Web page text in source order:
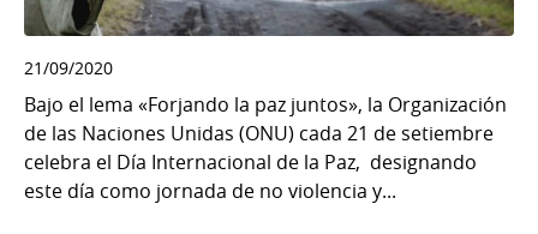
21/09/2020
Bajo el lema «Forjando la paz juntos», la Organización
de las Naciones Unidas (ONU) cada 21 de setiembre
celebra el Día Internacional de la Paz, designando
este día como jornada de no violencia y...